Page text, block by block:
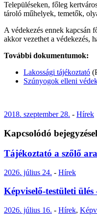
Településeken, főleg
tároló műhelyek, temetők,
A védekezés ennek kapcsán
akkor vezethet a védekezés,
További dokumentumok:
Lakossági tájékoztató
Szúnyogok elleni
2018. szeptember 28. - Hírek
Kapcsolódó
Tájékoztató a szőlő
2026. július 24. - Hírek
Képviselő-testületi
2026. július 16. - Hírek,